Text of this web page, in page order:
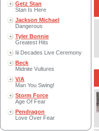
Getz Stan
Stan Is Here
Jackson Michael
Dangerous
Tyler Bonnie
Greatest Hits
Iii Decades Live Ceremony
Beck
Midnite Vultures
V/A
Man You Swing!
Storm Force
Age Of Fear
Pendragon
Love Over Fear